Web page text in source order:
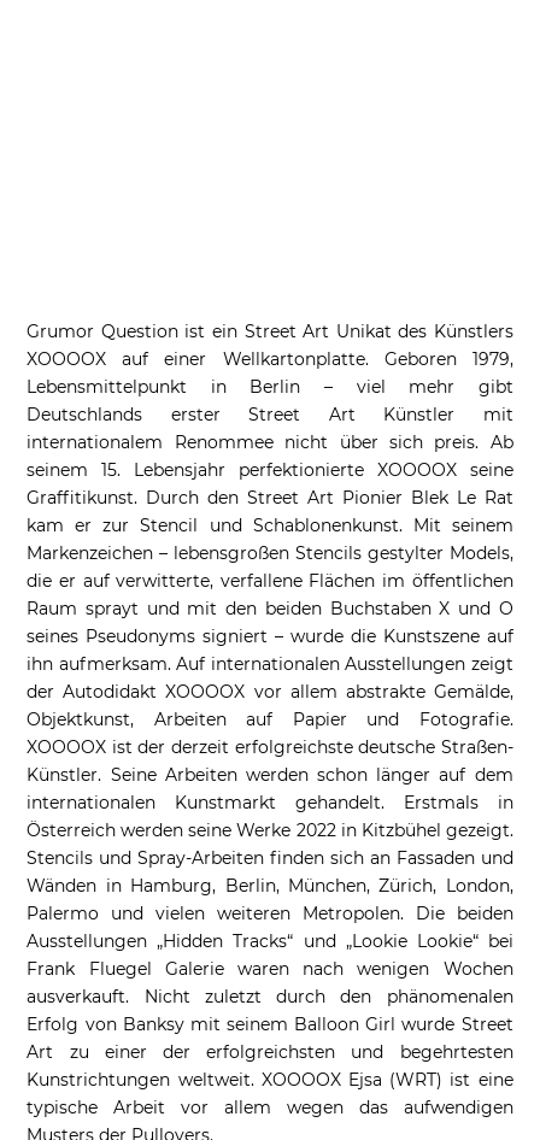
Grumor Question ist ein Street Art Unikat des Künstlers
XOOOOX auf einer Wellkartonplatte. Geboren 1979,
Lebensmittelpunkt in Berlin – viel mehr gibt
Deutschlands erster Street Art Künstler mit
internationalem Renommee nicht über sich preis. Ab
seinem 15. Lebensjahr perfektionierte XOOOOX seine
Graffitikunst. Durch den Street Art Pionier Blek Le Rat
kam er zur Stencil und Schablonenkunst. Mit seinem
Markenzeichen – lebensgroßen Stencils gestylter Models,
die er auf verwitterte, verfallene Flächen im öffentlichen
Raum sprayt und mit den beiden Buchstaben X und O
seines Pseudonyms signiert – wurde die Kunstszene auf
ihn aufmerksam. Auf internationalen Ausstellungen zeigt
der Autodidakt XOOOOX vor allem abstrakte Gemälde,
Objektkunst, Arbeiten auf Papier und Fotografie.
XOOOOX ist der derzeit erfolgreichste deutsche Straßen-
Künstler. Seine Arbeiten werden schon länger auf dem
internationalen Kunstmarkt gehandelt. Erstmals in
Österreich werden seine Werke 2022 in Kitzbühel gezeigt.
Stencils und Spray-Arbeiten finden sich an Fassaden und
Wänden in Hamburg, Berlin, München, Zürich, London,
Palermo und vielen weiteren Metropolen. Die beiden
Ausstellungen „Hidden Tracks“ und „Lookie Lookie“ bei
Frank Fluegel Galerie waren nach wenigen Wochen
ausverkauft. Nicht zuletzt durch den phänomenalen
Erfolg von Banksy mit seinem Balloon Girl wurde Street
Art zu einer der erfolgreichsten und begehrtesten
Kunstrichtungen weltweit. XOOOOX Ejsa (WRT) ist eine
typische Arbeit vor allem wegen das aufwendigen
Musters der Pullovers.